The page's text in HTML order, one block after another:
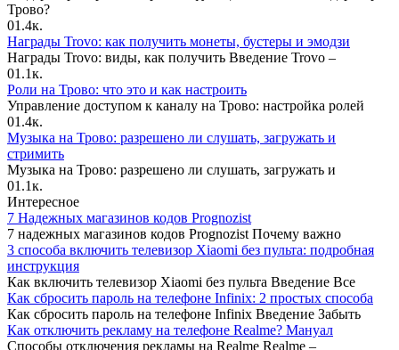
Трово?
01.4к.
Награды Trovo: как получить монеты, бустеры и эмодзи
Награды Trovo: виды, как получить Введение Trovo –
01.1к.
Роли на Трово: что это и как настроить
Управление доступом к каналу на Трово: настройка ролей
01.4к.
Музыка на Трово: разрешено ли слушать, загружать и
стримить
Музыка на Трово: разрешено ли слушать, загружать и
01.1к.
Интересное
7 Надежных магазинов кодов Prognozist
7 надежных магазинов кодов Prognozist Почему важно
3 способа включить телевизор Xiaomi без пульта: подробная
инструкция
Как включить телевизор Xiaomi без пульта Введение Все
Как сбросить пароль на телефоне Infinix: 2 простых способа
Как сбросить пароль на телефоне Infinix Введение Забыть
Как отключить рекламу на телефоне Realme? Мануал
Способы отключения рекламы на Realme Realme –